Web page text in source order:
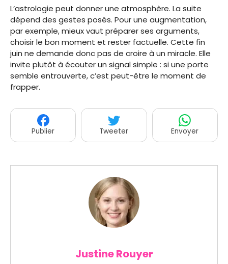
L’astrologie peut donner une atmosphère. La suite
dépend des gestes posés. Pour une augmentation,
par exemple, mieux vaut préparer ses arguments,
choisir le bon moment et rester factuelle. Cette fin
juin ne demande donc pas de croire à un miracle. Elle
invite plutôt à écouter un signal simple : si une porte
semble entrouverte, c’est peut-être le moment de
frapper.
Publier Tweeter Envoyer
Justine Rouyer